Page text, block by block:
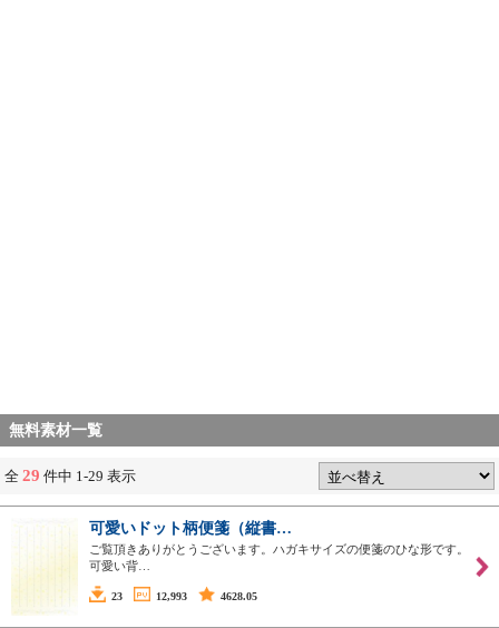
無料素材一覧
全 29 件中 1-29 表示
可愛いドット柄便箋（縦書…
ご覧頂きありがとうございます。ハガキサイズの便箋のひな形です。
可愛い背…
23 12,993 4628.05